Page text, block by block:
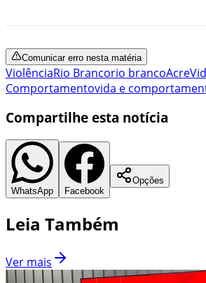
Comunicar erro nesta matéria
ViolênciaRio Brancorio brancoAcre
Comportamentovida e
Compartilhe esta notícia
WhatsApp Facebook
Opções
Leia Também
Ver mais